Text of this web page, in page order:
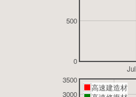
0
500
3000
3500
高速建造材